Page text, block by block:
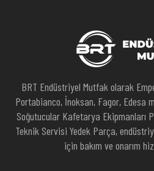
BRT Endüstriyel Mutfak olarak
Portabianco, İnoksan, Fagor, Edesa
Soğutucular Kafetarya Ekipmanları
Teknik Servisi Yedek Parça,
için bakım ve onarım